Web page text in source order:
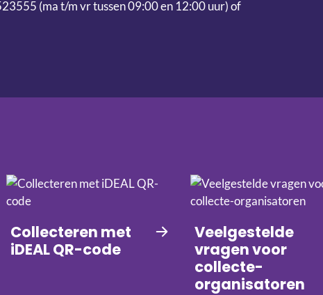
(ma t/m vr tussen 09:00 en 12:00 uur) of
Collecteren met
iDEAL QR-code
Veelgestelde
vragen voor
collecte-
organisatoren